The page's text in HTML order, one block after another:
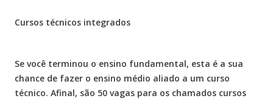
Cursos técnicos integrados
Se você terminou o ensino fundamental, esta é a sua
chance de fazer o ensino médio aliado a um curso
técnico. Afinal, são 50 vagas para os chamados cursos